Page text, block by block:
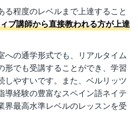
る程度のレベルまで上達すること
ブ講師から直接教われる方が上達
への通学形式でも、リアルタイム
形でも受講することができ、学習
しやすいです。また、ベルリッツ
導経験の豊富なスペイン語ネイテ
界最高水準レベルのレッスンを受